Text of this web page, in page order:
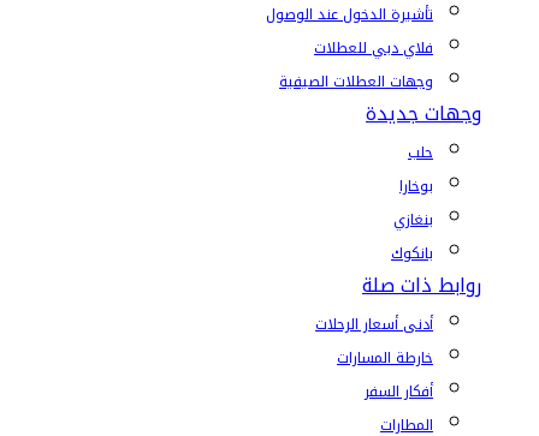
تأشيرة الدخول عند الوصول
فلاي دبي للعطلات
وجهات العطلات الصيفية
وجهات جديدة
حلب
بوخارا
بنغازي
بانكوك
روابط ذات صلة
أدنى أسعار الرحلات
خارطة المسارات
أفكار السفر
المطارات